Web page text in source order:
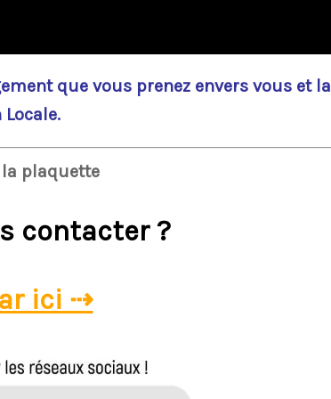
que vous prenez envers vous et la
plaquette
contacter ?
ici ⇢